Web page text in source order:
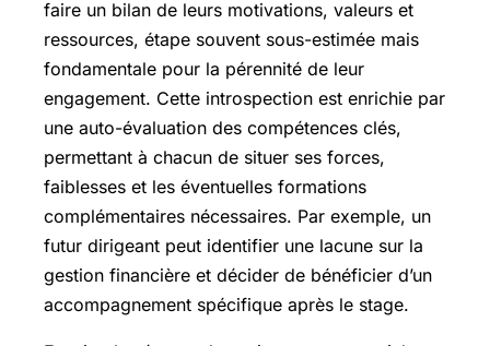
faire un bilan de leurs motivations, valeurs et
ressources, étape souvent sous-estimée mais
fondamentale pour la pérennité de leur
engagement. Cette introspection est enrichie par
une auto-évaluation des compétences clés,
permettant à chacun de situer ses forces,
faiblesses et les éventuelles formations
complémentaires nécessaires. Par exemple, un
futur dirigeant peut identifier une lacune sur la
gestion financière et décider de bénéficier d’un
accompagnement spécifique après le stage.